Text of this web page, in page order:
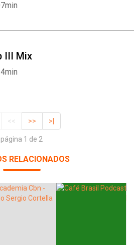
III Mix
<< >> >|
página 1 de 2
RELACIONADOS